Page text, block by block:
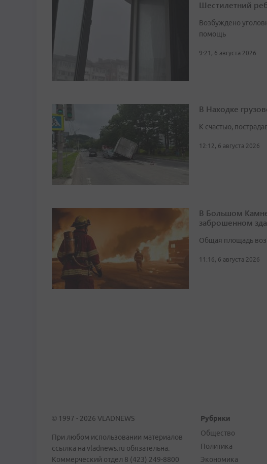
Шестилетний
Возбуждено
помощь
9:21, 6 августа 2026
В Находке
К счастью,
12:12, 6 августа 2026
В Большом
заброшенном
Общая площадь
11:16, 6 августа 2026
© 1997 - 2026 VLADNEWS
При любом использовании материалов
ссылка на vladnews.ru обязательна.
Коммерческий отдел 8 (423) 249-8800
Рубрики
Общество
Политика
Экономика